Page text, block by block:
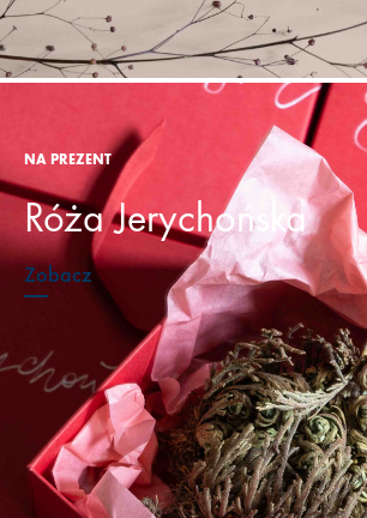
NA PREZENT
Róża Jerychońska
Zobacz